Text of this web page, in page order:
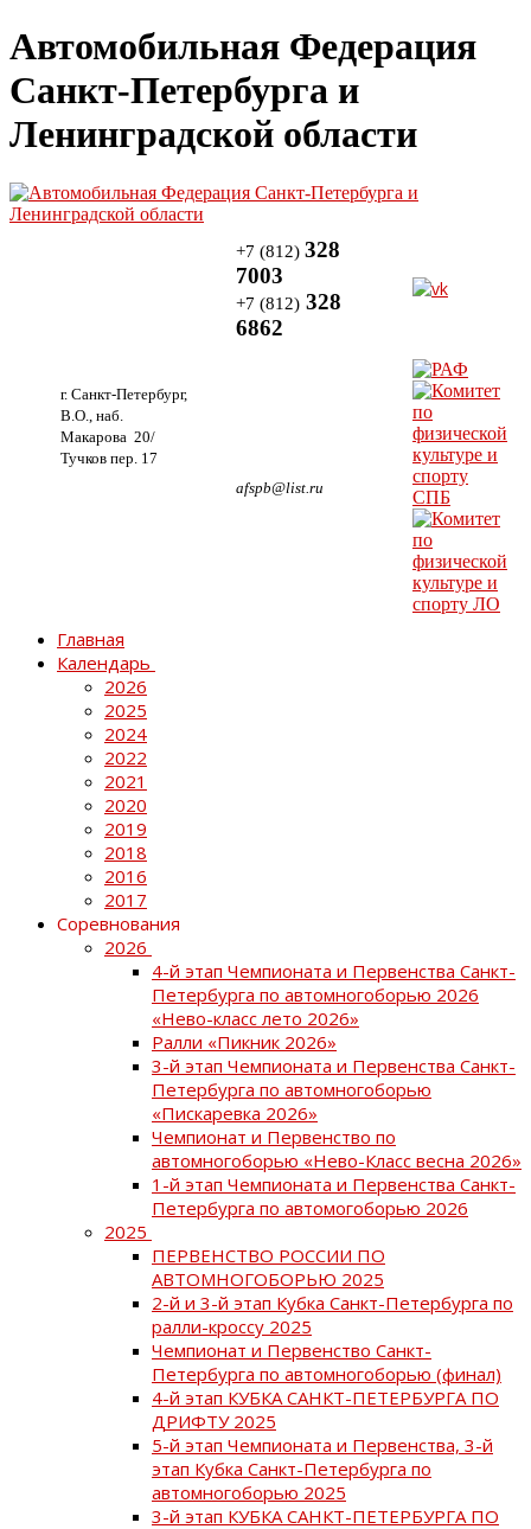
Автомобильная Федерация
Санкт-Петербурга и
Ленинградской области
г. Санкт-Петербург,
В.О., наб.
Макарова 20/
Тучков пер. 17
+7 (812) 328
7003
+7 (812) 328
6862
afspb@list.ru
Главная
Календарь
2026
2025
2024
2022
2021
2020
2019
2018
2016
2017
Соревнования
2026
4-й этап Чемпионата и Первенства Санкт-
Петербурга по автомногоборью 2026
«Нево-класс лето 2026»
Ралли «Пикник 2026»
3-й этап Чемпионата и Первенства Санкт-
Петербурга по автомногоборью
«Пискаревка 2026»
Чемпионат и Первенство по
автомногоборью «Нево-Класс весна 2026»
1-й этап Чемпионата и Первенства Санкт-
Петербурга по автомогоборью 2026
2025
ПЕРВЕНСТВО РОССИИ ПО
АВТОМНОГОБОРЬЮ 2025
2-й и 3-й этап Кубка Санкт-Петербурга по
ралли-кроссу 2025
Чемпионат и Первенство Санкт-
Петербурга по автомногоборью (финал)
4-й этап КУБКА САНКТ-ПЕТЕРБУРГА ПО
ДРИФТУ 2025
5-й этап Чемпионата и Первенства, 3-й
этап Кубка Санкт-Петербурга по
автомногоборью 2025
3-й этап КУБКА САНКТ-ПЕТЕРБУРГА ПО